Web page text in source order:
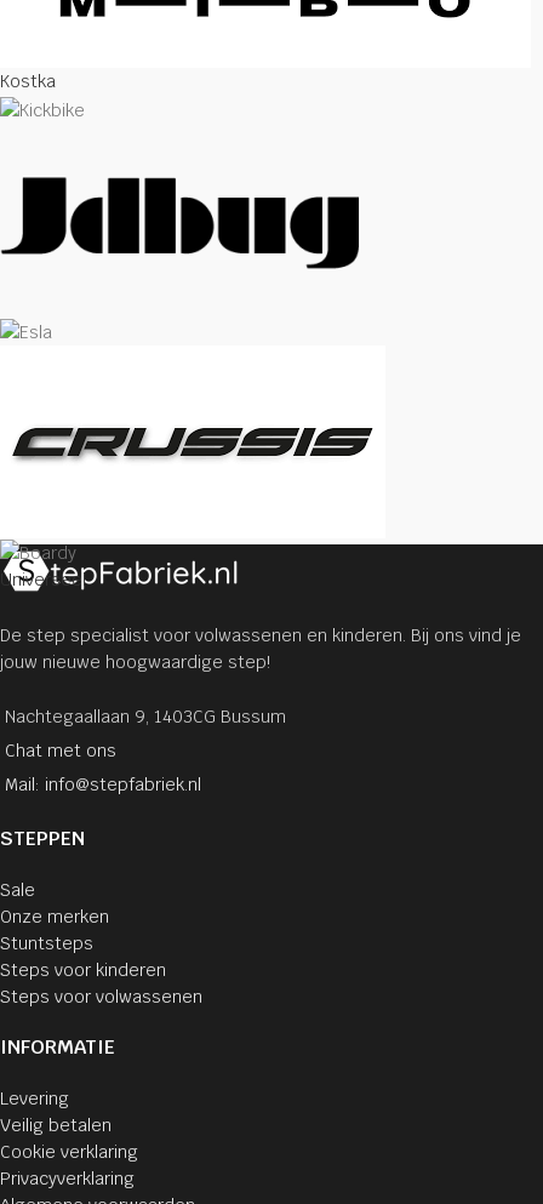
Kostka
Universeel
De step specialist voor volwassenen en kinderen. Bij ons vind je
jouw nieuwe hoogwaardige step!
Nachtegaallaan 9, 1403CG Bussum
Chat met ons
Mail: info@stepfabriek.nl
STEPPEN
Sale
Onze merken
Stuntsteps
Steps voor kinderen
Steps voor volwassenen
INFORMATIE
Levering
Veilig betalen
Cookie verklaring
Privacyverklaring